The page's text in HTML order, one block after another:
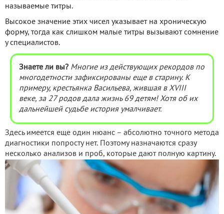
называемые титры.
Высокое значение этих чисел указывает на хроническую
форму, тогда как слишком малые титры вызывают сомнение
у специалистов.
Знаете ли вы? Многие из действующих рекордов по
многодетности зафиксированы еще в старину. К
примеру, крестьянка Васильева, жившая в XVIII
веке, за 27 родов дала жизнь 69 детям! Хотя об их
дальнейшей судьбе история умалчивает.
Здесь имеется еще один нюанс – абсолютно точного метода
диагностики попросту нет. Поэтому назначаются сразу
несколько анализов и проб, которые дают полную картину.